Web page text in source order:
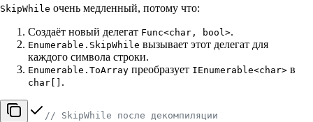
SkipWhile очень медленный, потому что:
Создаёт новый делегат Func<char, bool>.
Enumerable.SkipWhile вызывает этот делегат для
каждого символа строки.
Enumerable.ToArray преобразует IEnumerable<char> в
char[] .
// SkipWhile после декомпиляции